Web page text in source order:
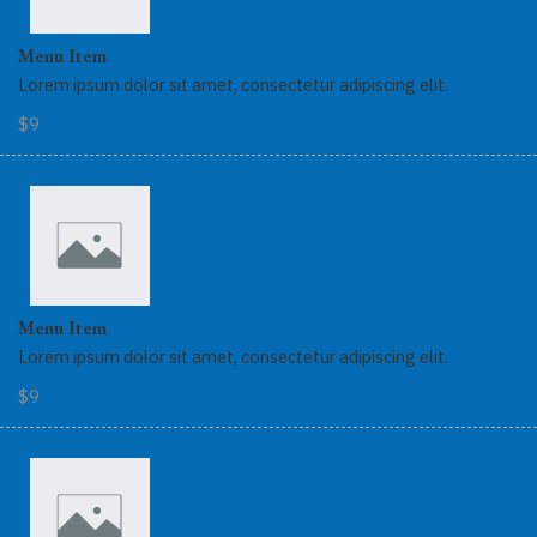
Menu Item
Lorem ipsum dolor sit amet, consectetur adipiscing elit.
$9
Menu Item
Lorem ipsum dolor sit amet, consectetur adipiscing elit.
$9